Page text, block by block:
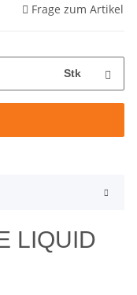
Frage zum Artikel
Stk
LIQUID